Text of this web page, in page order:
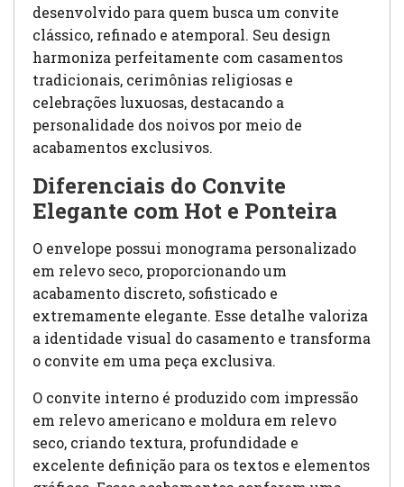
desenvolvido para quem busca um convite
clássico, refinado e atemporal. Seu design
harmoniza perfeitamente com casamentos
tradicionais, cerimônias religiosas e
celebrações luxuosas, destacando a
personalidade dos noivos por meio de
acabamentos exclusivos.
Diferenciais do Convite
Elegante com Hot e Ponteira
O envelope possui monograma personalizado
em relevo seco, proporcionando um
acabamento discreto, sofisticado e
extremamente elegante. Esse detalhe valoriza
a identidade visual do casamento e transforma
o convite em uma peça exclusiva.
O convite interno é produzido com impressão
em relevo americano e moldura em relevo
seco, criando textura, profundidade e
excelente definição para os textos e elementos